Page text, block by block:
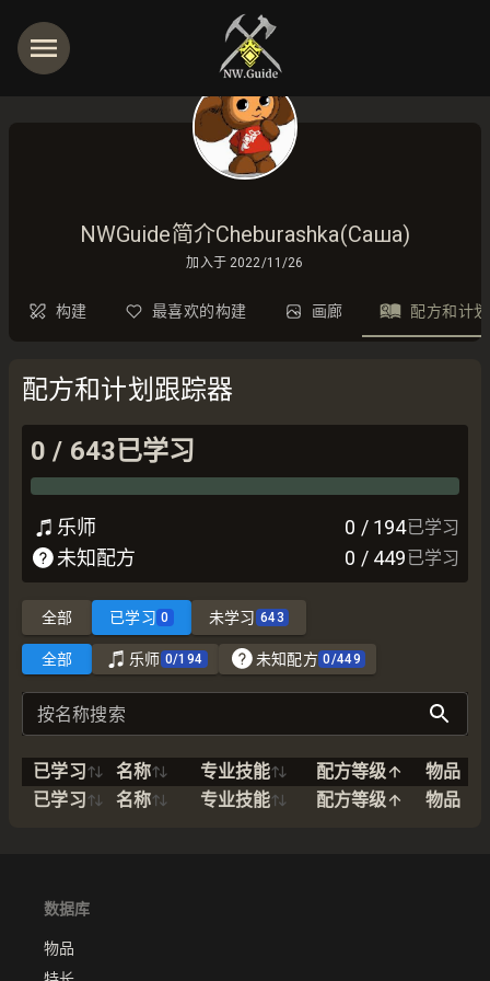
NWGuide简介Cheburashka(Саша)
加入于 2022/11/26
构建 最喜欢的构建 画廊 配方和计
配方和计划跟踪器
0 / 643已学习
乐师 0 / 194已学习
未知配方 0 / 449已学习
全部 已学习 0 未学习 643
全部 乐师 0/194 未知配方 0/449
按名称搜索
已学习 名称 专业技能 配方等级
物品
已学习
名称 专业技能 配方等级 物品
数据库
物品